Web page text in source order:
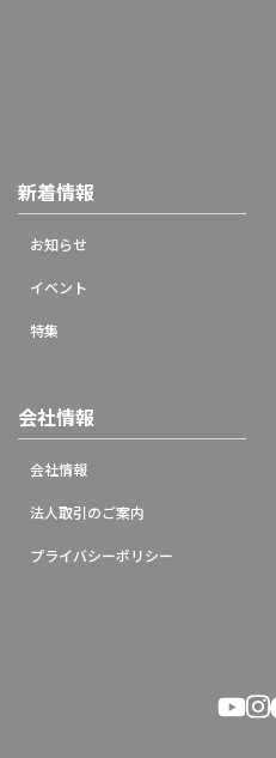
新着情報
お知らせ
イベント
特集
会社情報
会社情報
法人取引のご案内
プライバシーポリシー